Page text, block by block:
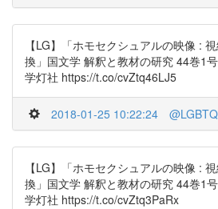
【LG】「ホモセクシュアルの映像 :
換」国文学 解釈と教材の研究 44巻1
学灯社 https://t.co/cvZtq46LJ5
2018-01-25 10:22:24
【LG】「ホモセクシュアルの映像 :
換」国文学 解釈と教材の研究 44巻1
学灯社 https://t.co/cvZtq3PaRx